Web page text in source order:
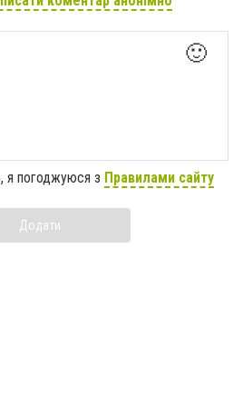
🙂
я погоджуюся з Правилами сайту
Додати